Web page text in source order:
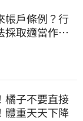
帳戶條例？行
採取適當作
橘子不要直接
體重天天下降